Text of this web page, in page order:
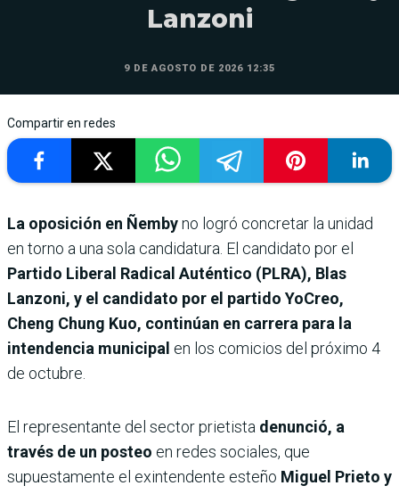
Lanzoni
9 DE AGOSTO DE 2026 12:35
Compartir en redes
La oposición en Ñembyno logró concretar la unidad
en torno a una sola candidatura. El candidato por el
Partido Liberal Radical Auténtico (PLRA), Blas
Lanzoni, y el candidato por el partido YoCreo,
Cheng Chung Kuo, continúan en carrera para la
intendencia municipal en los comicios del próximo 4
de octubre.
El representante del sector prietista denunció, a
través de un posteo en redes sociales, que
supuestamente el exintendente esteño Miguel Prieto y